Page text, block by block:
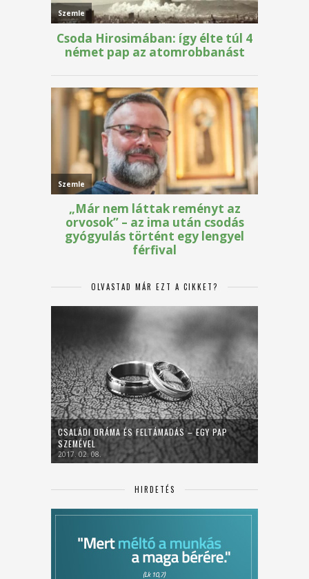
OLVASTAD MÁR EZT A CIKKET?
CSALÁDI DRÁMA ÉS FELTÁMADÁS – EGY PAP
SZEMÉVEL
2017. 02. 08.
HIRDETÉS